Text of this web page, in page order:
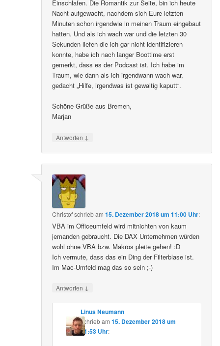
Einschlafen. Die Romantik zur Seite, bin ich heute
Nacht aufgewacht, nachdem sich Eure letzten
Minuten schon irgendwie in meinen Traum eingebaut
hatten. Und als ich wach war und die letzten 30
Sekunden liefen die ich gar nicht identifizieren
konnte, habe ich nach langer Boottime erst
gemerkt, dass es der Podcast ist. Ich habe im
Traum, wie dann als ich irgendwann wach war,
gedacht „Hilfe, irgendwas ist gewaltig kaputt“.
Schöne Grüße aus Bremen,
Marjan
Antworten ↓
Christofschriebam15. Dezember 2018 um 11:00 Uhr:
VBA im Officeumfeld wird mitnichten von kaum
jemanden gebraucht. Die DAX Unternehmen würden
wohl ohne VBA bzw. Makros pleite gehen! :D
Ich vermute, dass das ein Ding der Filterblase ist.
Im Mac-Umfeld mag das so sein ;-)
Antworten ↓
Linus Neumann
schriebam 15. Dezember 2018 um
11:53 Uhr: